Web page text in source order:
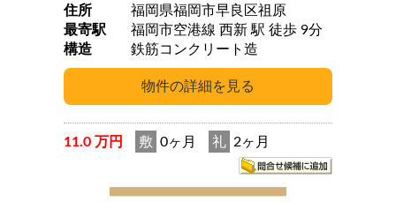
住所
福岡県福岡市早良区祖原
最寄駅
福岡市空港線 西新 駅 徒歩 9分
構造
鉄筋コンクリート造
11.0 万円 敷 0ヶ月 礼 2ヶ月